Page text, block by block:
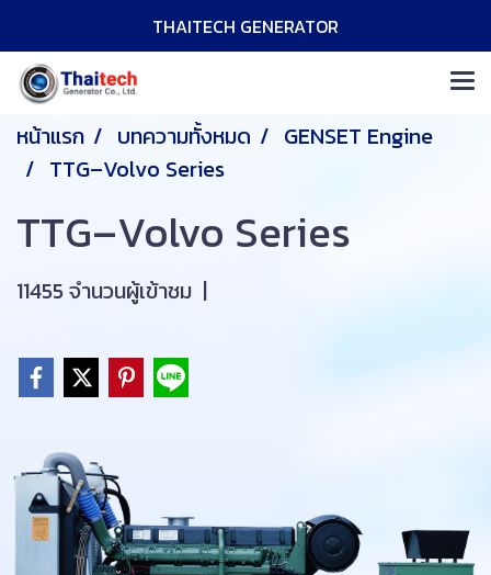
THAITECH GENERATOR
หน้าแรก บทความทั้งหมด
GENSET Engine
TTG–Volvo Series
TTG–Volvo Series
11455 จำนวนผู้เข้าชม |